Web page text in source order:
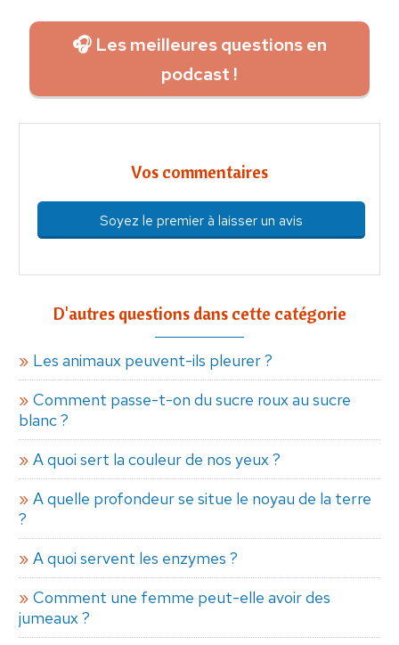
🎧 Les meilleures questions en
podcast !
Vos commentaires
Soyez le premier à laisser un avis
D'autres questions dans cette catégorie
Les animaux peuvent-ils pleurer ?
Comment passe-t-on du sucre roux au sucre
blanc ?
A quoi sert la couleur de nos yeux ?
A quelle profondeur se situe le noyau de la terre
?
A quoi servent les enzymes ?
Comment une femme peut-elle avoir des
jumeaux ?